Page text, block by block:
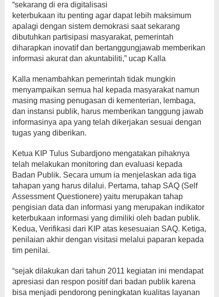
“sekarang di era digitalisasi
keterbukaan itu penting agar dapat lebih maksimum
apalagi dengan sistem demokrasi saat sekarang
dibutuhkan partisipasi masyarakat, pemerintah
diharapkan inovatif dan bertanggungjawab memberikan
informasi akurat dan akuntabiliti,” ucap Kalla
Kalla menambahkan pemerintah tidak mungkin
menyampaikan semua hal kepada masyarakat namun
masing masing penugasan di kementerian, lembaga,
dan instansi publik, harus memberikan tanggung jawab
informasinya apa yang telah dikerjakan sesuai dengan
tugas yang diberikan.
Ketua KIP Tulus Subardjono mengatakan pihaknya
telah melakukan monitoring dan evaluasi kepada
Badan Publik. Secara umum ia menjelaskan ada tiga
tahapan yang harus dilalui. Pertama, tahap SAQ (Self
Assessment Questionere) yaitu merupakan tahap
pengisian data dan informasi yang merupakan indikator
keterbukaan informasi yang dimiliki oleh badan publik.
Kedua, Verifikasi dari KIP atas kesesuaian SAQ. Ketiga,
penilaian akhir dengan visitasi melalui paparan kepada
tim penilai.
“sejak dilakukan dari tahun 2011 kegiatan ini mendapat
apresiasi dan respon positif dari badan publik karena
bisa menjadi pendorong peningkatan kualitas layanan